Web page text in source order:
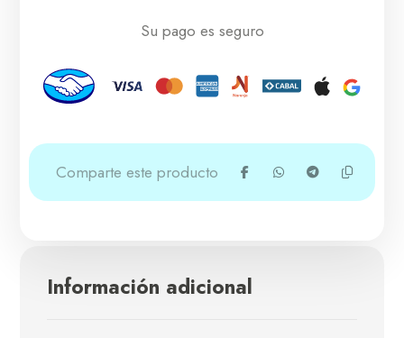
Su pago es seguro
Información adicional